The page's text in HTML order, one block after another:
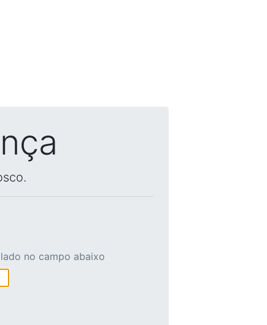
no campo abaixo